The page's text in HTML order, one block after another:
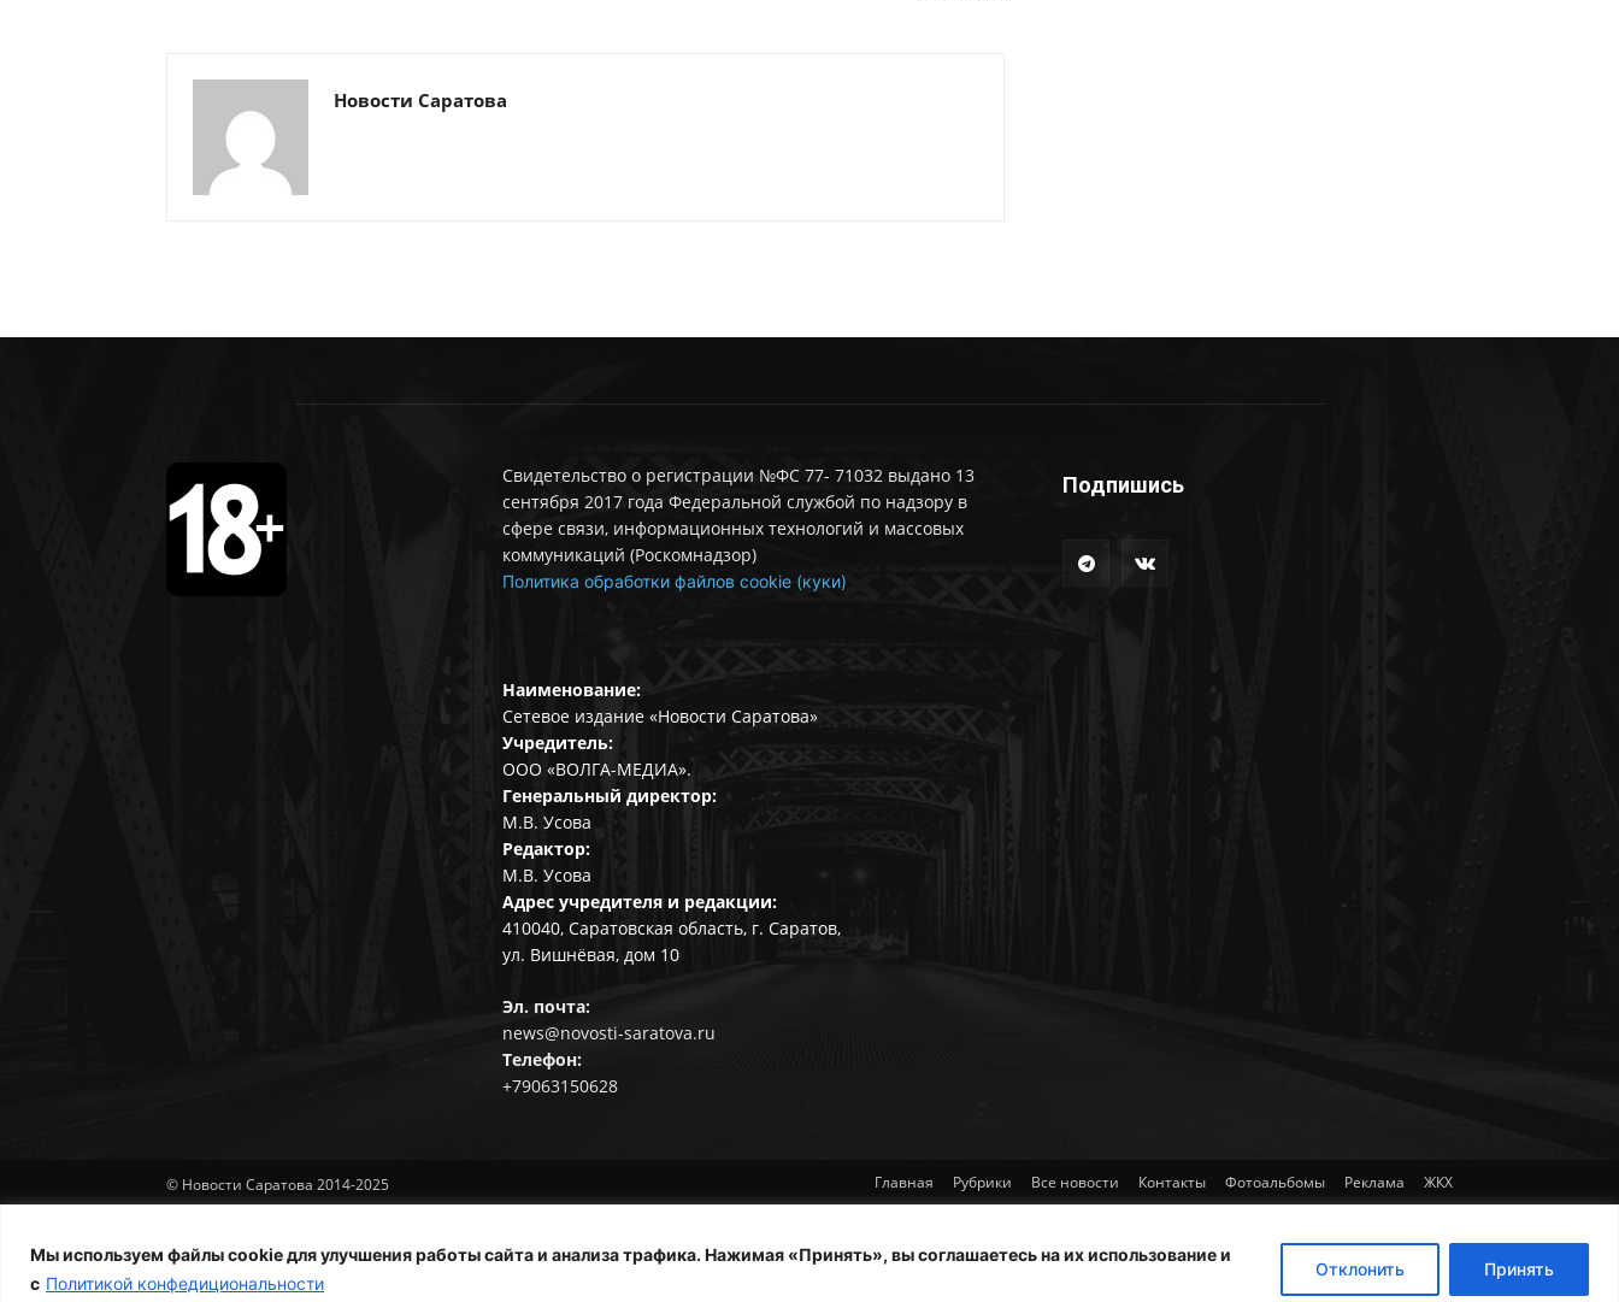
Мы используем файлы cookie для улучшения работы сайта и анализа трафика. Нажимая «Принять», вы соглашаетесь на их использование и
с Политикой конфедициональности
Отклонить Принять
Новости Саратова
Свидетельство о регистрации №ФС 77- 71032 выдано 13
сентября 2017 года Федеральной службой по надзору в
сфере связи, информационных технологий и массовых
коммуникаций (Роскомнадзор)
Политика обработки файлов cookie (куки)
Наименование:
Сетевое издание «Новости Саратова»
Учредитель:
ООО «ВОЛГА-МЕДИА».
Генеральный директор:
М.В. Усова
Редактор:
М.В. Усова
Адрес учредителя и редакции:
410040, Саратовская область, г. Саратов,
ул. Вишнёвая, дом 10
Эл. почта:
news@novosti-saratova.ru
Телефон:
+79063150628
Подпишись
© Новости Саратова 2014-2025 Главная Рубрики Все новости Контакты Фотоальбомы Реклама ЖКХ